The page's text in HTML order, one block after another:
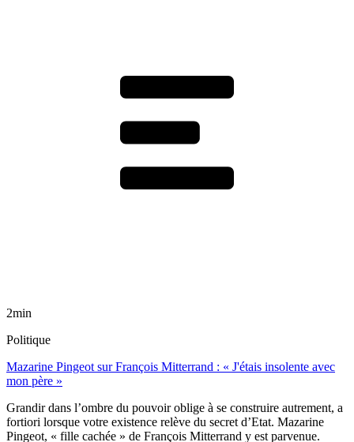
2min
Politique
Mazarine Pingeot sur François Mitterrand : « J'étais insolente avec
mon père »
Grandir dans l’ombre du pouvoir oblige à se construire autrement, a
fortiori lorsque votre existence relève du secret d’Etat. Mazarine
Pingeot, « fille cachée » de François Mitterrand y est parvenue.